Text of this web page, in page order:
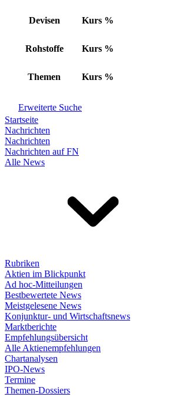
Devisen Kurs %
Rohstoffe Kurs %
Themen Kurs %
Erweiterte Suche
Startseite
Nachrichten
Nachrichten
Nachrichten auf FN
Alle News
Rubriken
Aktien im Blickpunkt
Ad hoc-Mitteilungen
Bestbewertete News
Meistgelesene News
Konjunktur- und Wirtschaftsnews
Marktberichte
Empfehlungsübersicht
Alle Aktienempfehlungen
Chartanalysen
IPO-News
Termine
Themen-Dossiers